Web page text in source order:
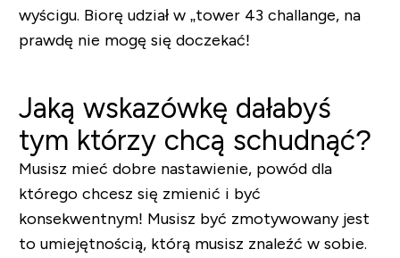
wyścigu. Biorę udział w „tower 43 challange, na
prawdę nie mogę się doczekać!
Jaką wskazówkę dałabyś
tym którzy chcą schudnąć?
Musisz mieć dobre nastawienie, powód dla
którego chcesz się zmienić i być
konsekwentnym! Musisz być zmotywowany jest
to umiejętnością, którą musisz znaleźć w sobie.